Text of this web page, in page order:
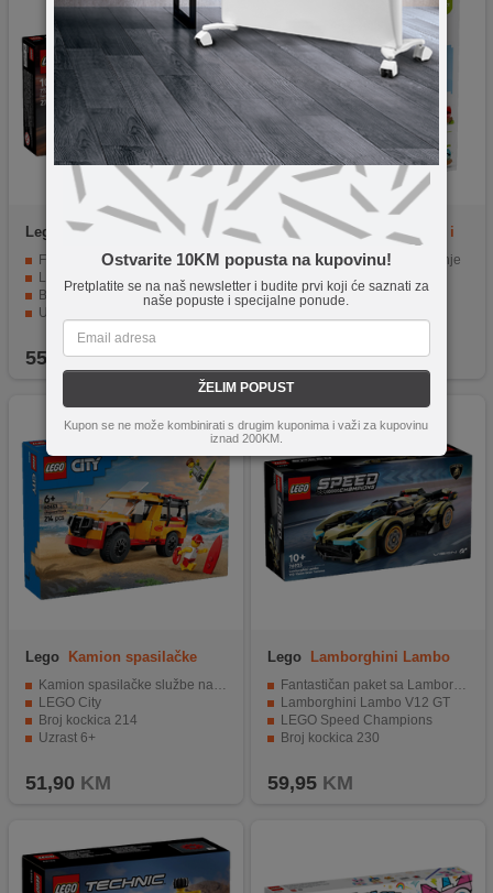
Ostvarite 10KM popusta na kupovinu!
Pretplatite se na naš newsletter i budite prvi koji će saznati za
naše popuste i specijalne ponude.
ŽELIM POPUST
Kupon se ne može kombinirati s drugim kuponima i važi za kupovinu
iznad 200KM.
Lego
Ferrari SF-24 F1®
Ferrari SF-24 F1® Trkaći auto
LEGO Speed Champions
Broj kockica 275
Uzrast 10+
55,90KM
Lego
Stablo za ravnotežu i
slaganje
Stablo za ravnotežu i slaganje
LEGO Duplo
Broj kockica 27
44,90KM
Lego
Kamion spasilačke
Kamion spasilačke službe na plaži
LEGO City
Broj kockica 214
Uzrast 6+
51,90 KM
Lego
Lamborghini Lambo
Fantastičan paket sa Lamborghinijem za ljubitelje video igarica
Lamborghini Lambo V12 GT
LEGO Speed Champions
Broj kockica 230
59,95KM